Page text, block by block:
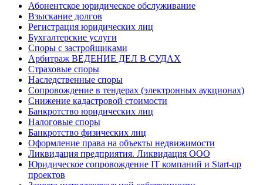
Абонентское юридическое обслуживание
Взыскание долгов
Регистрация юридических лиц
Бухгалтерские услуги
Споры с застройщиками
Арбитраж ВЕДЕНИЕ ДЕЛ В СУДАХ
Страховые споры
Наследственные споры
Сопровождение в тендерах (электронных аукционах)
Снижение кадастровой стоимости
Банкротство юридических лиц
Налоговые споры
Банкротство физических лиц
Оформление права на объекты недвижимости
Ликвидация предприятия. Ликвидация ООО
Юридическое сопровождение IT компаний и Start-up
проектов